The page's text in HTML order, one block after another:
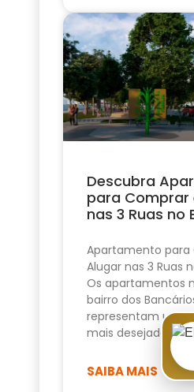
Descubra
para Comprar
nas 3 Ruas no
Apartamento para
Alugar nas 3 Ruas
Os apartamentos
bairro dos
representam uma
mais desejadas de
SAIBA MAIS